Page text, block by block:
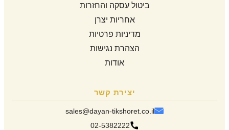
ביטול עסקה והחזרות
אחריות יצרן
מדיניות פרטיות
הצהרת נגישות
אודות
יצירת קשר
sales@dayan-tikshoret.co.il
02-5382222